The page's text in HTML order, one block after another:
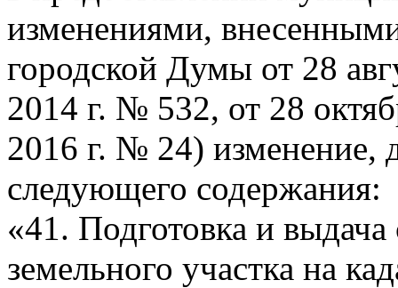
изменениями,
городской Думы от 28
2014 г. № 532, от 28
2016 г. № 24) изменение,
следующего содержания:
«41. Подготовка и
земельного участка на